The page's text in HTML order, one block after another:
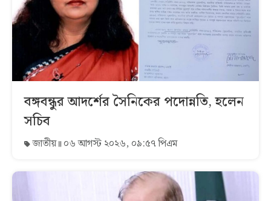
বঙ্গবন্ধুর আদর্শের সৈনিকের পদোন্নতি, হলেন
সচিব
জাতীয় ০৬ আগস্ট ২০২৬, ০৯:৫৭ পিএম